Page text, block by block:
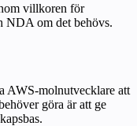
villkoren för
NDA om det behövs.
AWS-molnutvecklare att
göra är att ge